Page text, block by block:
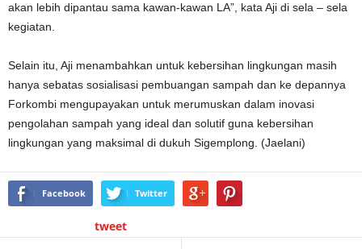
akan lebih dipantau sama kawan-kawan LA”, kata Aji di sela – sela
kegiatan.
Selain itu, Aji menambahkan untuk kebersihan lingkungan masih
hanya sebatas sosialisasi pembuangan sampah dan ke depannya
Forkombi mengupayakan untuk merumuskan dalam inovasi
pengolahan sampah yang ideal dan solutif guna kebersihan
lingkungan yang maksimal di dukuh Sigemplong. (Jaelani)
Facebook Twitter
tweet